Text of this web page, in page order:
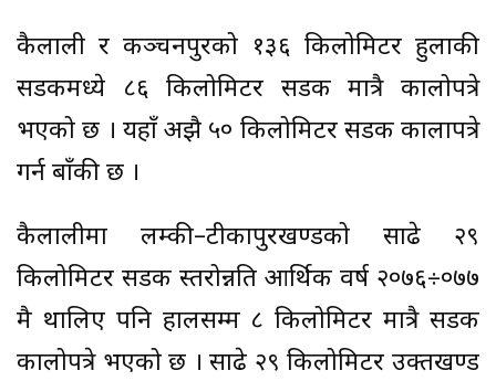
कैलाली र कञ्चनपुरको १३६ किलोमिटर हुलाकी
सडकमध्ये ८६ किलोमिटर सडक मात्रै कालोपत्रे
भएको छ । यहाँ अझै ५० किलोमिटर सडक कालापत्रे
गर्न बाँकी छ ।
कैलालीमा लम्की–टीकापुरखण्डको साढे २९
किलोमिटर सडक स्तरोन्नति आर्थिक वर्ष २०७६÷०७७
मै थालिए पनि हालसम्म ८ किलोमिटर मात्रै सडक
कालोपत्रे भएको छ । साढे २९ किलोमिटर उक्तखण्ड